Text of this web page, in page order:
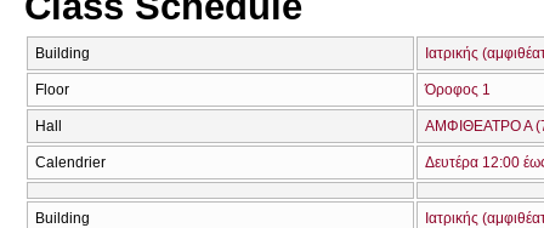
Building Ιατρικής
Floor Όροφος 1
Hall ΑΜΦΙΘΕΑΤΡΟ Α
Calendrier Δευτέρα 12:00
Building Ιατρικής